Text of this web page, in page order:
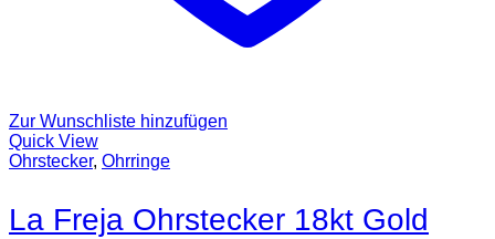
Zur Wunschliste hinzufügen
Quick View
Ohrstecker, Ohrringe
La Freja Ohrstecker 18kt Gold